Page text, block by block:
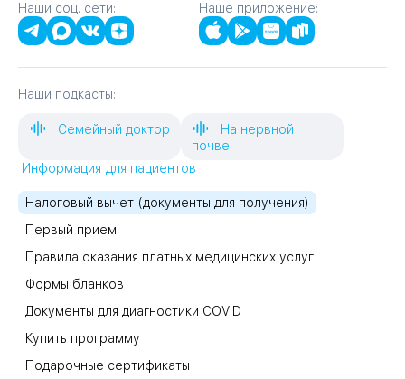
Наши соц. сети: Наше приложение:
Наши подкасты:
Семейный доктор
На нервной
почве
Информация для пациентов
Налоговый вычет (документы для получения)
Первый прием
Правила оказания платных медицинских услуг
Формы бланков
Документы для диагностики COVID
Купить программу
Подарочные сертификаты